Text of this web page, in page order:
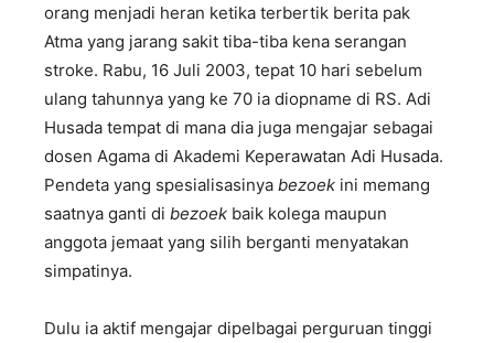
orang menjadi heran ketika terbertik berita pak
Atma yang jarang sakit tiba-tiba kena serangan
stroke. Rabu, 16 Juli 2003, tepat 10 hari sebelum
ulang tahunnya yang ke 70 ia diopname di RS. Adi
Husada tempat di mana dia juga mengajar sebagai
dosen Agama di Akademi Keperawatan Adi Husada.
Pendeta yang spesialisasinya bezoek ini memang
saatnya ganti di bezoek baik kolega maupun
anggota jemaat yang silih berganti menyatakan
simpatinya.
Dulu ia aktif mengajar dipelbagai perguruan tinggi